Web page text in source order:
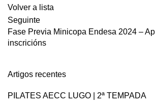
Volver a lista
Seguinte
Fase Previa Minicopa Endesa 2024 –
inscricións
Artigos recentes
PILATES AECC LUGO | 2ª TEMPADA